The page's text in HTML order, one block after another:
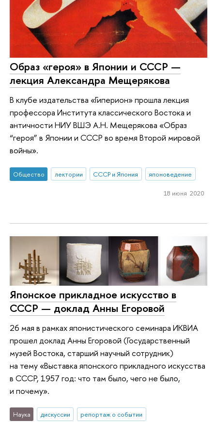
Образ «героя» в Японии и СССР —
лекция Александра Мещерякова
В клубе издательства «Гиперион» прошла лекция
профессора Института классического Востока и
античности НИУ ВШЭ А.Н. Мещерякова «Образ
“героя” в Японии и СССР во время Второй мировой
войны».
Общество лектории СССР и Япония японоведение
18 июня 2020
Японское прикладное искусство в
СССР — доклад Анны Егоровой
26 мая в рамках японистического семинара ИКВИА
прошел доклад Анны Егоровой (Государственный
музей Востока, старший научный сотрудник)
на тему «Выставка японского прикладного искусства
в СССР, 1957 год: что там было, чего не было,
и почему».
Наука дискуссии
репортаж о событии